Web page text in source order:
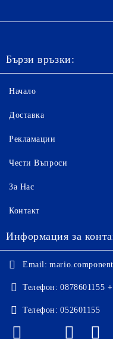
Бързи връзки:
Начало
Доставка
Рекламации
Чести Въпроси
За Нас
Контакт
Информация за
Email:
Телефон: 0878601155
Телефон: 052601155